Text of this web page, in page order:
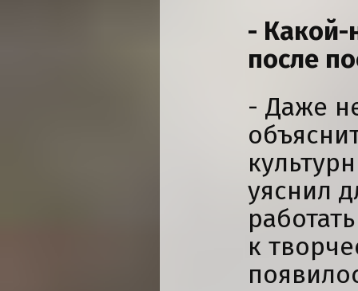
- Какой-
после
- Даже
уяснил
к